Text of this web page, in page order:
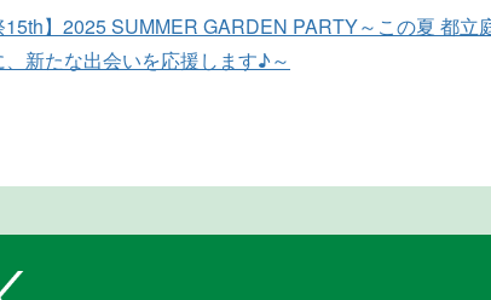
15th】2025 SUMMER GARDEN PARTY～この夏 都立
、新たな出会いを応援します♪～